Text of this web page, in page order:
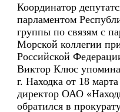
Координатор
парламентом
группы по связям с
Морской коллегии
Российской
Виктор Клюс
г. Находка от 18
директор ОАО
обратился в